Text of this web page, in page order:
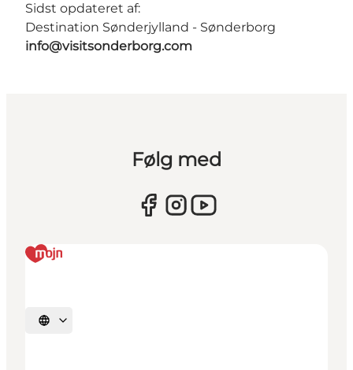
Sidst opdateret af:
Destination Sønderjylland - Sønderborg
info@visitsonderborg.com
Følg med
Vælg sprog